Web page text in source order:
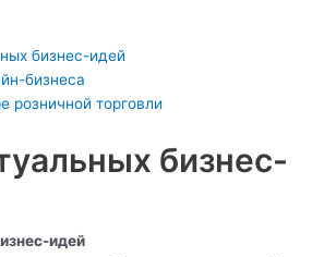
бизнес-идей
бизнеса
розничной торговли
бизнес-
идей